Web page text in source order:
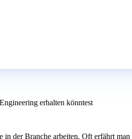
erhalten könntest
der Branche arbeiten. Oft erfährt